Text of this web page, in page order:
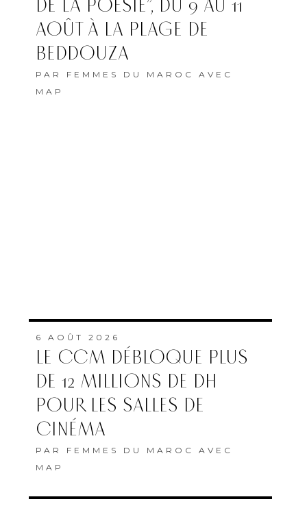
DE LA POÉSIE”, DU 9 AU 11
AOÛT À LA PLAGE DE
BEDDOUZA
PAR FEMMES DU MAROC AVEC
MAP
6 AOÛT 2026
LE CCM DÉBLOQUE PLUS
DE 12 MILLIONS DE DH
POUR LES SALLES DE
CINÉMA
PAR FEMMES DU MAROC AVEC
MAP